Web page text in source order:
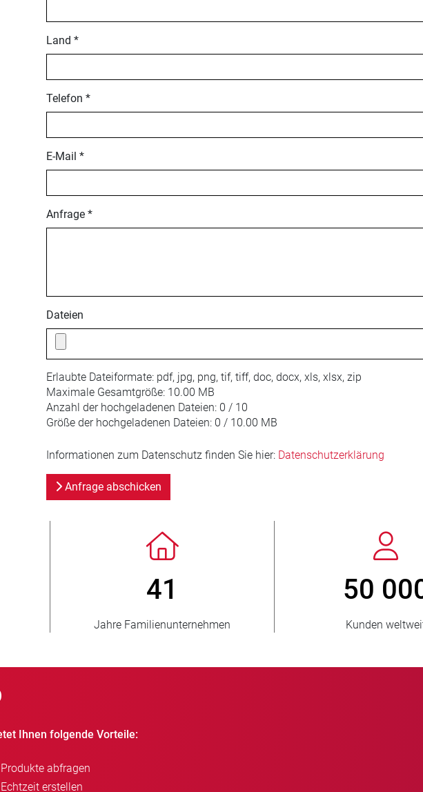
Land *
Telefon *
E-Mail *
Anfrage *
Dateien
Erlaubte Dateiformate: pdf, jpg, png, tif, tiff, doc, docx, xls, xlsx, zip
Maximale Gesamtgröße: 10.00 MB
Anzahl der hochgeladenen Dateien: 0 / 10
Größe der hochgeladenen Dateien: 0 / 10.00 MB
Informationen zum Datenschutz finden Sie hier: Datenschutzerklärung
Anfrage abschicken
> 3 500 000
verkaufte Einheiten
Ihnen folgende Vorteile:
abfragen
erstellen